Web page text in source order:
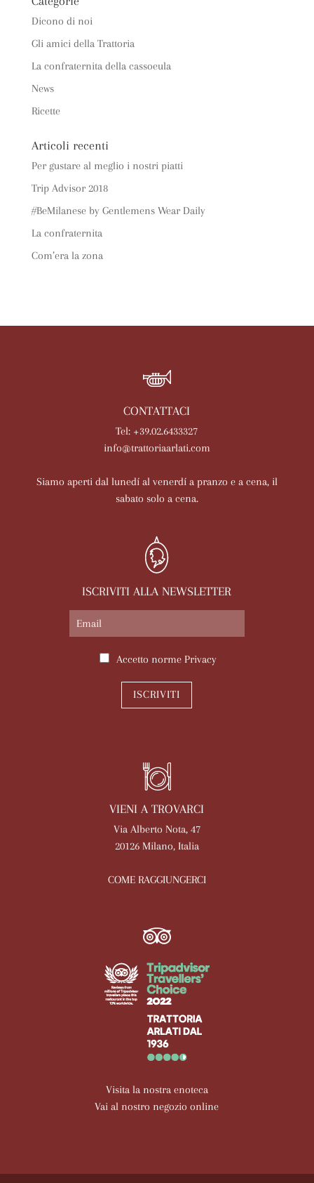
Dicono di noi
Gli amici della Trattoria
La confraternita della cassoeula
News
Ricette
Articoli recenti
Per gustare al meglio i nostri piatti
Trip Advisor 2018
#BeMilanese by Gentlemens Wear Daily
La confraternita
Com’era la zona
CONTATTACI
Tel: +39.02.6433327
info@trattoriaarlati.com
Siamo aperti dal lunedí al venerdí a pranzo e a cena, il
sabato solo a cena.
ISCRIVITI ALLA NEWSLETTER
Accetto norme Privacy
ISCRIVITI
VIENI A TROVARCI
Via Alberto Nota, 47
20126 Milano, Italia
COME RAGGIUNGERCI
Visita la nostra enoteca
Vai al nostro negozio online